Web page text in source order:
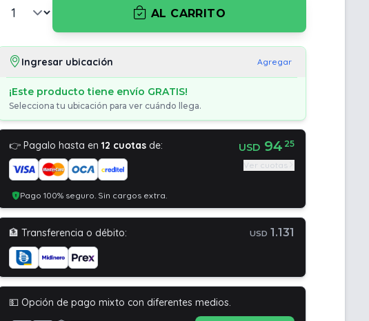
AL CARRITO
Ingresar ubicación Agregar
¡Este producto tiene envío GRATIS!
Selecciona tu ubicación para ver cuándo llega.
👉 Pagalo hasta en12 cuotas de:
Pago 100% seguro. Sin cargos extra.
USD 94 25
Ver cuotas
🏦 Transferencia o débito: USD 1.131
💵 Opción de pago mixto con diferentes medios.